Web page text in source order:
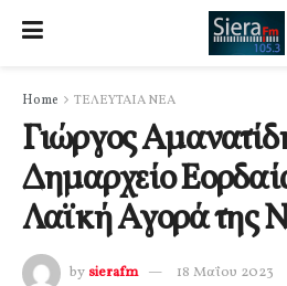
Home ΤΕΛΕΥΤΑΙΑ ΝΕΑ
Γιώργος
Δημαρχείο
Λαϊκή Αγορά της
by sierafm 18 Μαΐου 2023